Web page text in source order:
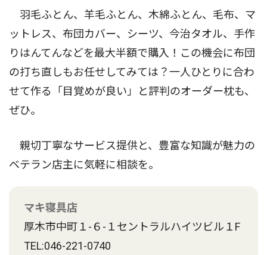
羽毛ふとん、羊毛ふとん、木綿ふとん、毛布、マ
ットレス、布団カバー、シーツ、今治タオル、手作
りはんてんなどを最大半額で購入！この機会に布団
の打ち直しもお任せしてみては？一人ひとりに合わ
せて作る「目覚めが良い」と評判のオーダー枕も、
ぜひ。
親切丁寧なサービス提供と、豊富な知識が魅力の
ベテラン店主に気軽に相談を。
マキ寝具店
厚木市中町１-６-１セントラルハイツビル１F
TEL:046-221-0740